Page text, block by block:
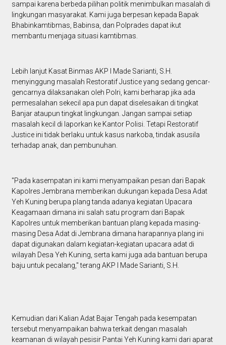
sampai karena berbeda pilihan politik menimbulkan masalah di
lingkungan masyarakat. Kami juga berpesan kepada Bapak
Bhabinkamtibmas, Babinsa, dan Polprades dapat ikut
membantu menjaga situasi kamtibmas.
Lebih lanjut Kasat Binmas AKP I Made Sarianti, S.H.
menyinggung masalah Restoratif Justice yang sedang gencar-
gencarnya dilaksanakan oleh Polri, kami berharap jika ada
permesalahan sekecil apa pun dapat diselesaikan di tingkat
Banjar ataupun tingkat lingkungan. Jangan sampai setiap
masalah kecil di laporkan ke Kantor Polisi. Tetapi Restoratif
Justice ini tidak berlaku untuk kasus narkoba, tindak asusila
terhadap anak, dan pembunuhan.
"Pada kasempatan ini kami menyampaikan pesan dari Bapak
Kapolres Jembrana memberikan dukungan kepada Desa Adat
Yeh Kuning berupa plang tanda adanya kegiatan Upacara
Keagamaan dimana ini salah satu program dari Bapak
Kapolres untuk memberikan bantuan plang kepada masing-
masing Desa Adat di Jembrana dimana harapannya plang ini
dapat digunakan dalam kegiatan-kegiatan upacara adat di
wilayah Desa Yeh Kuning, serta kami juga ada bantuan berupa
baju untuk pecalang," terang AKP I Made Sarianti, S.H.
Kemudian dari Kalian Adat Bajar Tengah pada kesempatan
tersebut menyampaikan bahwa terkait dengan masalah
keamanan di wilayah pesisir Pantai Yeh Kuning kami dari aparat